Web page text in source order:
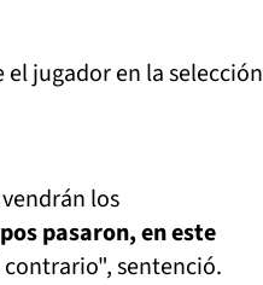
jugador en la selección
los
pasaron, en este
contrario", sentenció.